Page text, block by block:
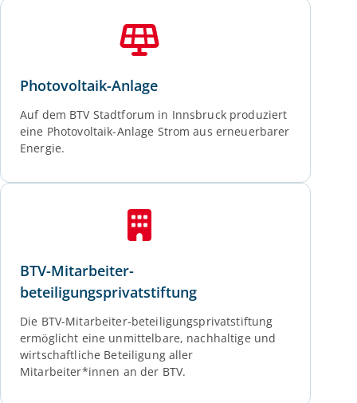
Photovoltaik-Anlage
Auf dem BTV Stadtforum in Innsbruck produziert
eine Photovoltaik-Anlage Strom aus erneuerbarer
Energie.
BTV-Mitarbeiter-
beteiligungsprivatstiftung
Die BTV-Mitarbeiter-beteiligungsprivatstiftung
ermöglicht eine unmittelbare, nachhaltige und
wirtschaftliche Beteiligung aller
Mitarbeiter*innen an der BTV.